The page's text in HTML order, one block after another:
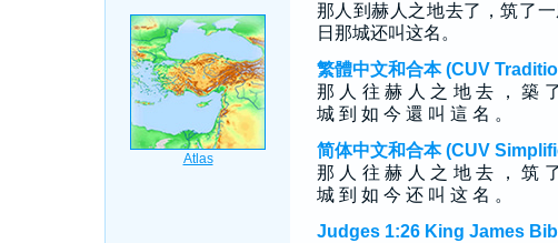
那人到赫人之地去了，筑了
日那城还叫这名。
繁體中文和合本 (CUV
那 人 往 赫 人 之 地 去 ， 築
城 到 如 今 還 叫 這 名 。
简体中文和合本 (CUV
那 人 往 赫 人 之 地 去 ， 筑
城 到 如 今 还 叫 这 名 。
Judges 1:26 King James